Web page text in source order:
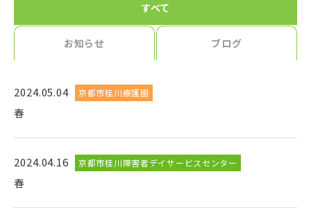
すべて
お知らせ ブログ
2024.05.04 京都市桂川療護園
春
2024.04.16 京都市桂川障害者デイサービスセンター
春